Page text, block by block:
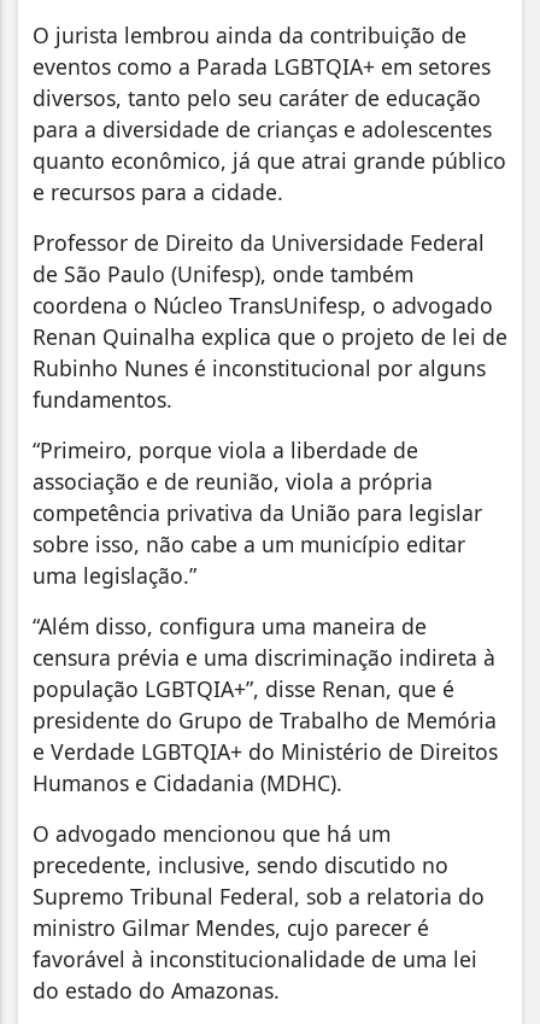
O jurista lembrou ainda da contribuição de
eventos como a Parada LGBTQIA+ em setores
diversos, tanto pelo seu caráter de educação
para a diversidade de crianças e adolescentes
quanto econômico, já que atrai grande público
e recursos para a cidade.
Professor de Direito da Universidade Federal
de São Paulo (Unifesp), onde também
coordena o Núcleo TransUnifesp, o advogado
Renan Quinalha explica que o projeto de lei de
Rubinho Nunes é inconstitucional por alguns
fundamentos.
“Primeiro, porque viola a liberdade de
associação e de reunião, viola a própria
competência privativa da União para legislar
sobre isso, não cabe a um município editar
uma legislação.”
“Além disso, configura uma maneira de
censura prévia e uma discriminação indireta à
população LGBTQIA+”, disse Renan, que é
presidente do Grupo de Trabalho de Memória
e Verdade LGBTQIA+ do Ministério de Direitos
Humanos e Cidadania (MDHC).
O advogado mencionou que há um
precedente, inclusive, sendo discutido no
Supremo Tribunal Federal, sob a relatoria do
ministro Gilmar Mendes, cujo parecer é
favorável à inconstitucionalidade de uma lei
do estado do Amazonas.